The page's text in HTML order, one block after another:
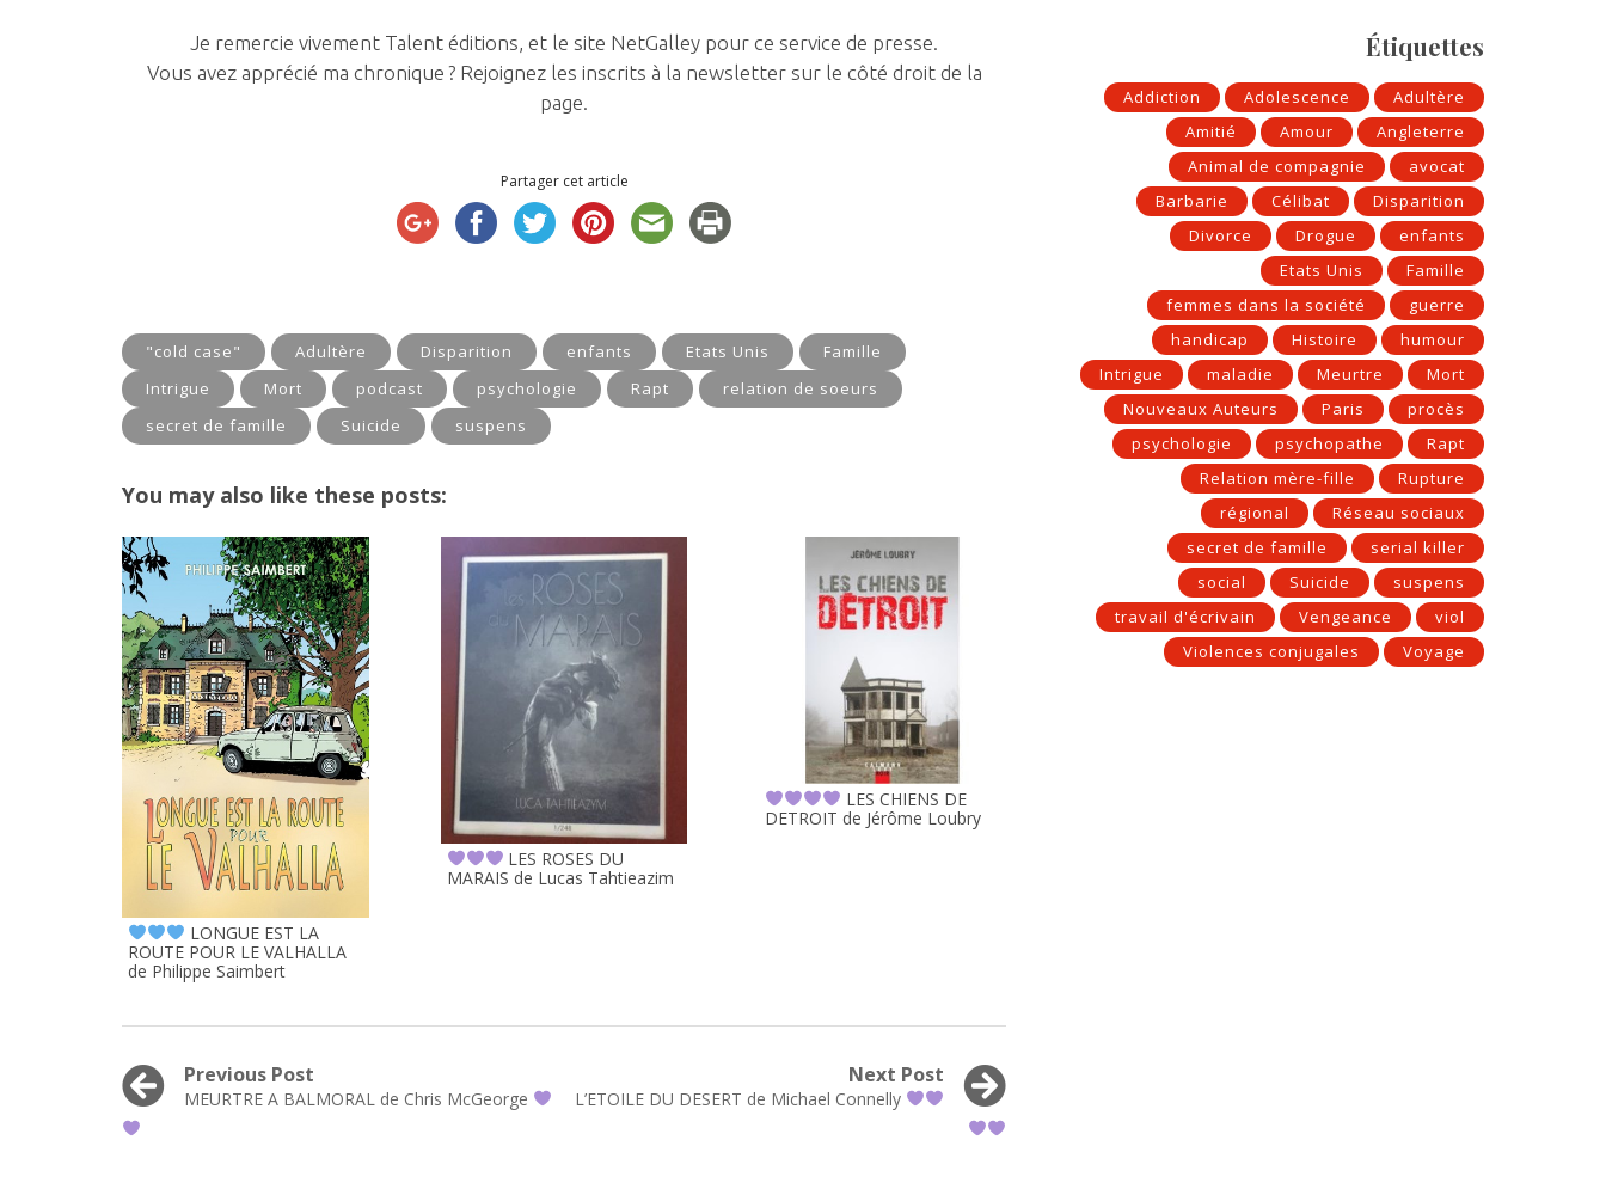
Je remercie vivement Talent éditions, et le site NetGalley pour ce service de presse.
Vous avez apprécié ma chronique ? Rejoignez les inscrits à la newsletter sur le côté droit de la
page.
Partager cet article
"cold case" Adultère Disparition enfants Etats Unis
Famille
Intrigue
Mort podcast psychologie Rapt
relation de soeurs
secret de famille
Suicide suspens
You may also like these posts:
LONGUE EST LA
ROUTE POUR LE VALHALLA
de Philippe Saimbert
LES ROSES DU
MARAIS de Lucas Tahtieazim
LES CHIENS DE
DETROIT de Jérôme Loubry
Navigation
de
Previous Post
Previous
MEURTRE A BALMORAL de Chris McGeorge
Next Post
Next
L’ETOILE DU DESERT de Michael Connelly
Étiquettes
Addiction Adolescence
Adultère
Amitié
Amour
Angleterre
Animal de compagnie
avocat
Barbarie
Célibat
Disparition
Divorce
Drogue
enfants
Etats Unis
Famille
femmes dans la société
guerre
handicap
Histoire
humour
Intrigue
maladie Meurtre
Mort
Nouveaux Auteurs
Paris
procès
psychologie
psychopathe
Rapt
Relation mère-fille
Rupture
régional
Réseau sociaux
secret de famille
serial killer
social
Suicide
suspens
travail d'écrivain
Vengeance
viol
Violences conjugales
Voyage